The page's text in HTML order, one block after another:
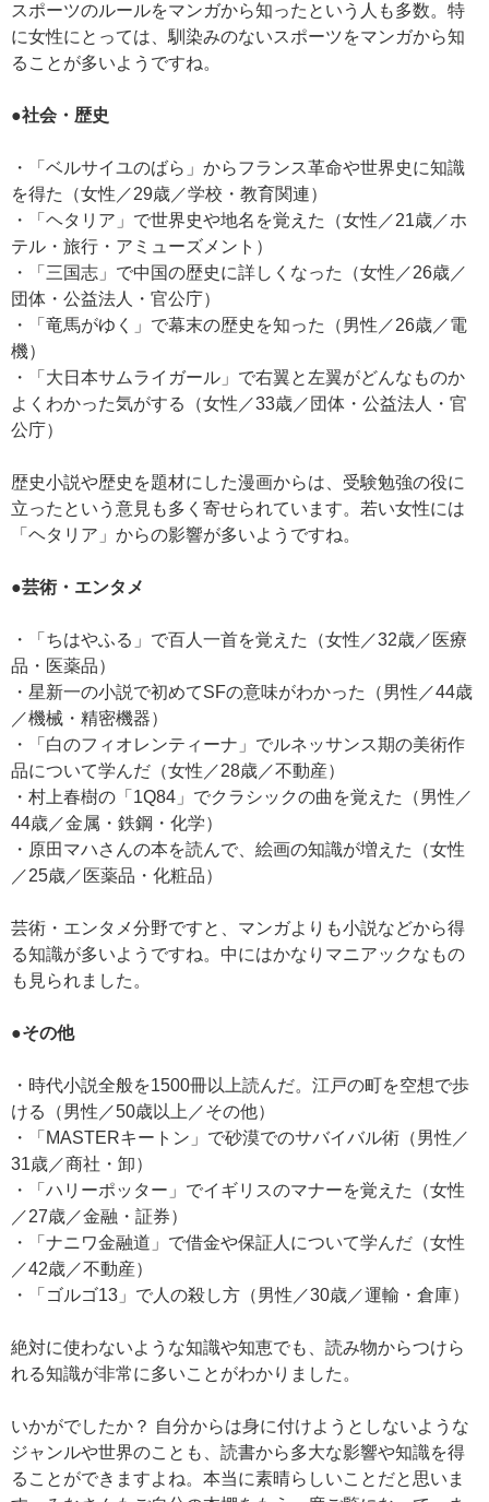
スポーツのルールをマンガから知ったという人も多数。特
に女性にとっては、馴染みのないスポーツをマンガから知
ることが多いようですね。
●社会・歴史
・「ベルサイユのばら」からフランス革命や世界史に知識
を得た（女性／29歳／学校・教育関連）
・「ヘタリア」で世界史や地名を覚えた（女性／21歳／ホ
テル・旅行・アミューズメント）
・「三国志」で中国の歴史に詳しくなった（女性／26歳／
団体・公益法人・官公庁）
・「竜馬がゆく」で幕末の歴史を知った（男性／26歳／電
機）
・「大日本サムライガール」で右翼と左翼がどんなものか
よくわかった気がする（女性／33歳／団体・公益法人・官
公庁）
歴史小説や歴史を題材にした漫画からは、受験勉強の役に
立ったという意見も多く寄せられています。若い女性には
「ヘタリア」からの影響が多いようですね。
●芸術・エンタメ
・「ちはやふる」で百人一首を覚えた（女性／32歳／医療
品・医薬品）
・星新一の小説で初めてSFの意味がわかった（男性／44歳
／機械・精密機器）
・「白のフィオレンティーナ」でルネッサンス期の美術作
品について学んだ（女性／28歳／不動産）
・村上春樹の「1Q84」でクラシックの曲を覚えた（男性／
44歳／金属・鉄鋼・化学）
・原田マハさんの本を読んで、絵画の知識が増えた（女性
／25歳／医薬品・化粧品）
芸術・エンタメ分野ですと、マンガよりも小説などから得
る知識が多いようですね。中にはかなりマニアックなもの
も見られました。
●その他
・時代小説全般を1500冊以上読んだ。江戸の町を空想で歩
ける（男性／50歳以上／その他）
・「MASTERキートン」で砂漠でのサバイバル術（男性／
31歳／商社・卸）
・「ハリーポッター」でイギリスのマナーを覚えた（女性
／27歳／金融・証券）
・「ナニワ金融道」で借金や保証人について学んだ（女性
／42歳／不動産）
・「ゴルゴ13」で人の殺し方（男性／30歳／運輸・倉庫）
絶対に使わないような知識や知恵でも、読み物からつけら
れる知識が非常に多いことがわかりました。
いかがでしたか？ 自分からは身に付けようとしないような
ジャンルや世界のことも、読書から多大な影響や知識を得
ることができますよね。本当に素晴らしいことだと思いま